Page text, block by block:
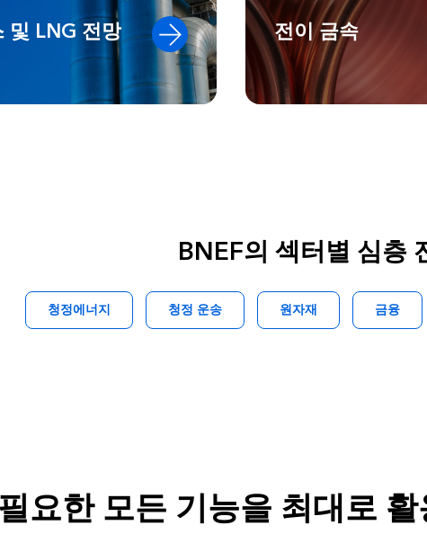
및 LNG 전망 전이 금속
BNEF의 섹터별 심층
청정에너지 청정 운송 원자재 금융
요한 모든 기능을 최대로 활